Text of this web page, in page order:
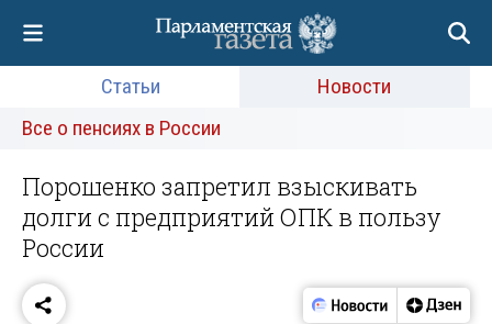
Статьи
Новости
Все о пенсиях в России
Порошенко запретил взыскивать
долги с предприятий ОПК в пользу
России